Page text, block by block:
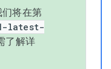
将在第
latest-
了解详